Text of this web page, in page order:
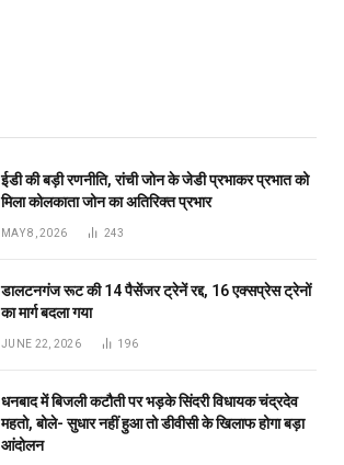
ईडी की बड़ी रणनीति, रांची जोन के जेडी प्रभाकर प्रभात को
मिला कोलकाता जोन का अतिरिक्त प्रभार
MAY 8, 2026 243
डालटनगंज रूट की 14 पैसेंजर ट्रेनें रद्द, 16 एक्सप्रेस ट्रेनों
का मार्ग बदला गया
JUNE 22, 2026 196
धनबाद में बिजली कटौती पर भड़के सिंदरी विधायक चंद्रदेव
महतो, बोले- सुधार नहीं हुआ तो डीवीसी के खिलाफ होगा बड़ा
आंदोलन